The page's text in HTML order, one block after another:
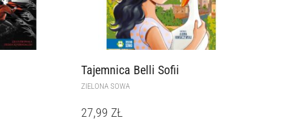
Tajemnica Belli Sofii
ZIELONA SOWA
27,99 ZŁ